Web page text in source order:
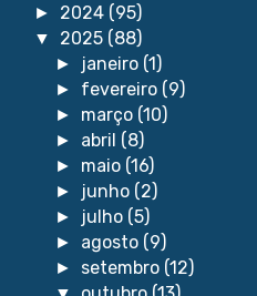
► 2024 (95)
▼ 2025 (88)
► janeiro (1)
► fevereiro (9)
► março (10)
► abril (8)
► maio (16)
► junho (2)
► julho (5)
► agosto (9)
► setembro (12)